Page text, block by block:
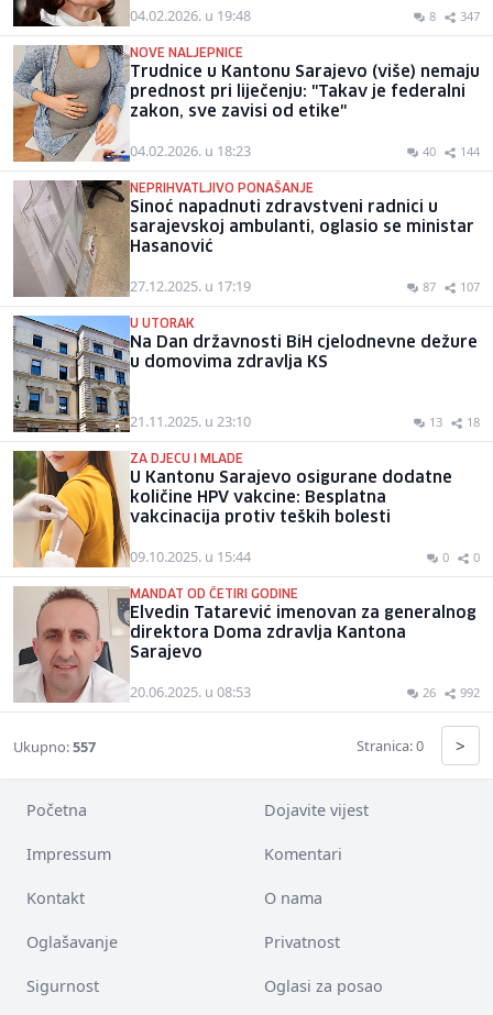
04.02.2026. u 19:48 8 347
NOVE NALJEPNICE
Trudnice u Kantonu Sarajevo (više) nemaju
prednost pri liječenju: "Takav je federalni
zakon, sve zavisi od etike"
04.02.2026. u 18:23 40 144
NEPRIHVATLJIVO PONAŠANJE
Sinoć napadnuti zdravstveni radnici u
sarajevskoj ambulanti, oglasio se ministar
Hasanović
27.12.2025. u 17:19 87 107
U UTORAK
Na Dan državnosti BiH cjelodnevne dežure
u domovima zdravlja KS
21.11.2025. u 23:10 13 18
ZA DJECU I MLADE
U Kantonu Sarajevo osigurane dodatne
količine HPV vakcine: Besplatna
vakcinacija protiv teških bolesti
09.10.2025. u 15:44 0 0
MANDAT OD ČETIRI GODINE
Elvedin Tatarević imenovan za generalnog
direktora Doma zdravlja Kantona
Sarajevo
20.06.2025. u 08:53 26 992
Ukupno:557 Stranica: 0 >
Početna Dojavite vijest
Impressum Komentari
Kontakt O nama
Oglašavanje Privatnost
Sigurnost Oglasi za posao